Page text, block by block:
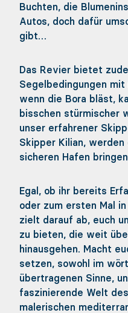
Buchten, die
Autos, doch dafür
gibt…
Das Revier bietet
Segelbedingungen
wenn die Bora bläst,
bisschen stürmischer
unser erfahrener
Skipper Kilian, werden
sicheren Hafen
Egal, ob ihr bereits
oder zum ersten Mal
zielt darauf ab, euch
zu bieten, die weit
hinausgehen. Macht
setzen, sowohl im
übertragenen Sinne,
faszinierende Welt
malerischen